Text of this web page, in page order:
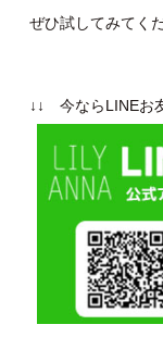
ぜひ試してみてく
↓↓ 今ならLINEお